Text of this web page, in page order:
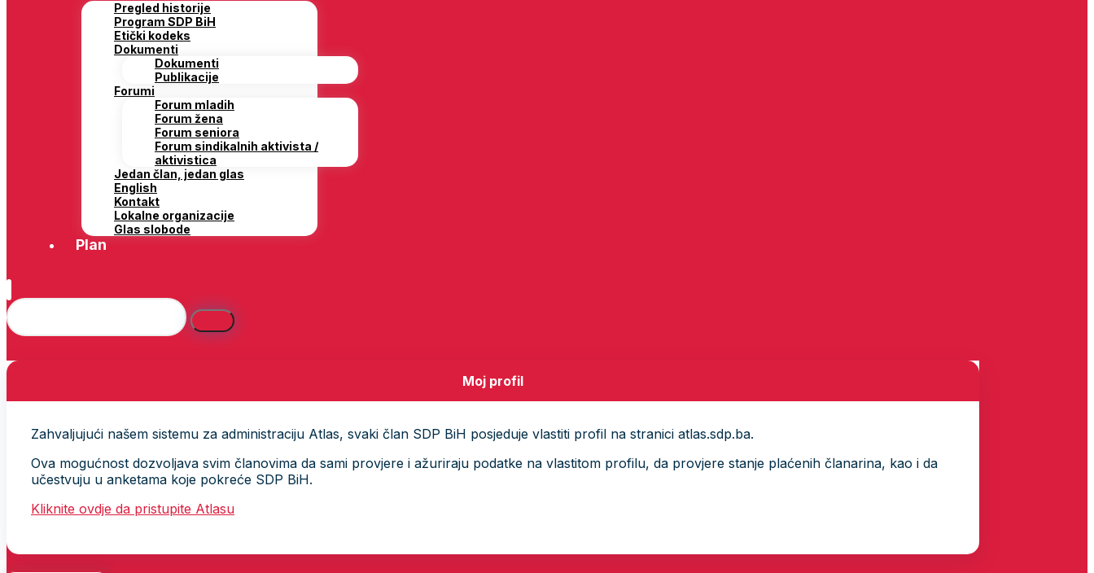
Pregled historije
Program SDP BiH
Etički kodeks
Dokumenti
Dokumenti
Publikacije
Forumi
Forum mladih
Forum žena
Forum seniora
Forum sindikalnih aktivista /
aktivistica
Jedan član, jedan glas
English
Kontakt
Lokalne organizacije
Glas slobode
Plan
Moj profil
Zahvaljujući našem sistemu za administraciju Atlas, svaki član SDP BiH posjeduje vlastiti profil na stranici atlas.sdp.ba.
Ova mogućnost dozvoljava svim članovima da sami provjere i ažuriraju podatke na vlastitom profilu, da provjere stanje plaćenih članarina, kao i da
učestvuju u anketama koje pokreće SDP BiH.
Kliknite ovdje da pristupite Atlasu